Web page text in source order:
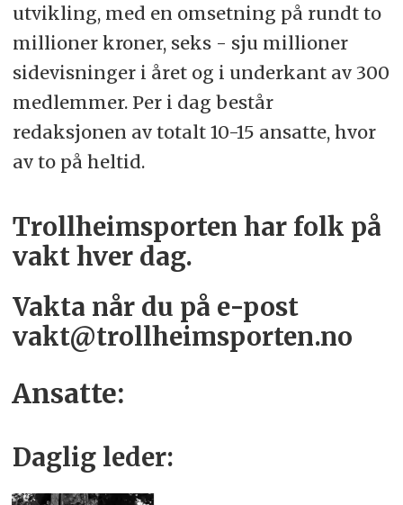
utvikling, med en omsetning på rundt to
millioner kroner, seks - sju millioner
sidevisninger i året og i underkant av 300
medlemmer. Per i dag består
redaksjonen av totalt 10-15 ansatte, hvor
av to på heltid.
Trollheimsporten har folk på
vakt hver dag.
Vakta når du på e-post
vakt@trollheimsporten.no
Ansatte:
Daglig leder: